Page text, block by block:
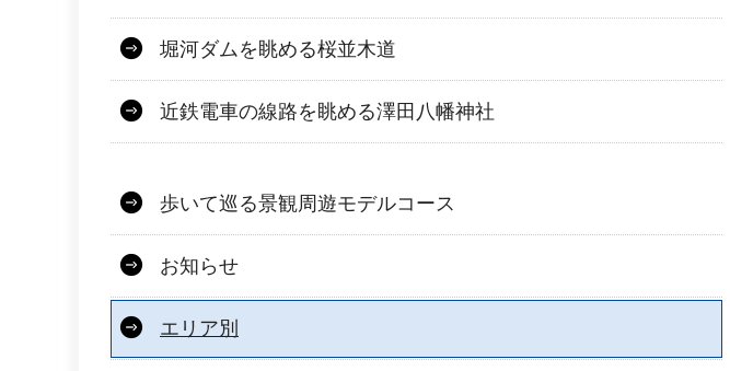
堀河ダムを眺める桜並木道
近鉄電車の線路を眺める澤田八幡神社
歩いて巡る景観周遊モデルコース
お知らせ
エリア別